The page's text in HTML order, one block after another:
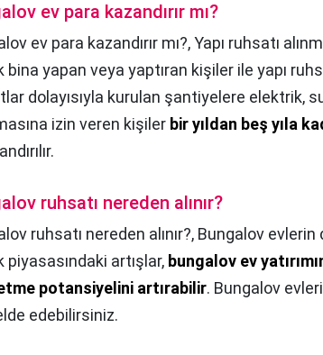
ev para kazandırır mı?
ev para kazandırır mı?,Yapı ruhsatı
bina yapan veya yaptıran kişiler ile yapı
dolayısıyla kurulan şantiyelere elektrik,
izin veren kişiler bir yıldan beş yıla
ruhsatı nereden alınır?
ruhsatı nereden alınır?, Bungalov evlerin
piyasasındaki artışlar, bungalov ev
potansiyelini artırabilir. Bungalov
edebilirsiniz.